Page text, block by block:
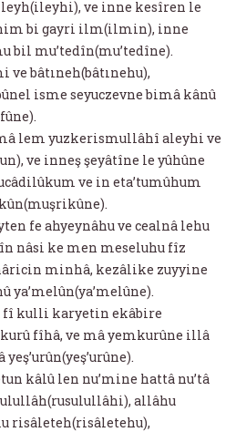
ve inne kesîren le
bi gayri ilm(ilmin), inne
bil mu’tedîn(mu’tedîne).
ve bâtıneh(bâtınehu),
isme seyuczevne bimâ kânû
lem yuzkerismullâhî aleyhi ve
ve inneş şeyâtîne le yûhûne
ve in eta’tumûhum
fe ahyeynâhu ve cealnâ lehu
nâsi ke men meseluhu fîz
minhâ, kezâlike zuyyine
fî kulli karyetin ekâbire
fîhâ, ve mâ yemkurûne illâ
kâlû len nu’mine hattâ nu’tâ
allâhu
risâleteh(risâletehu),